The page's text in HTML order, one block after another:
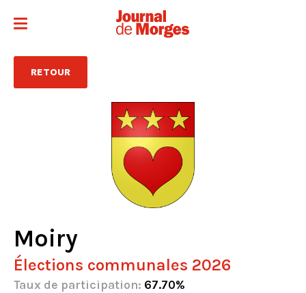
RETOUR
Moiry
Élections communales 2026
Taux de participation: 67.70%